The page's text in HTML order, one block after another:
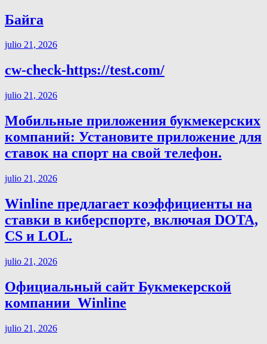
Байга
julio 21, 2026
cw-check-https://test.com/
julio 21, 2026
Мобильные приложения букмекерских
компаний: Установите приложение для
ставок на спорт на свой телефон.
julio 21, 2026
Winline предлагает коэффициенты на
ставки в киберспорте, включая DOTA,
CS и LOL.
julio 21, 2026
Официальный сайт Букмекерской
компании ️ Winline
julio 21, 2026